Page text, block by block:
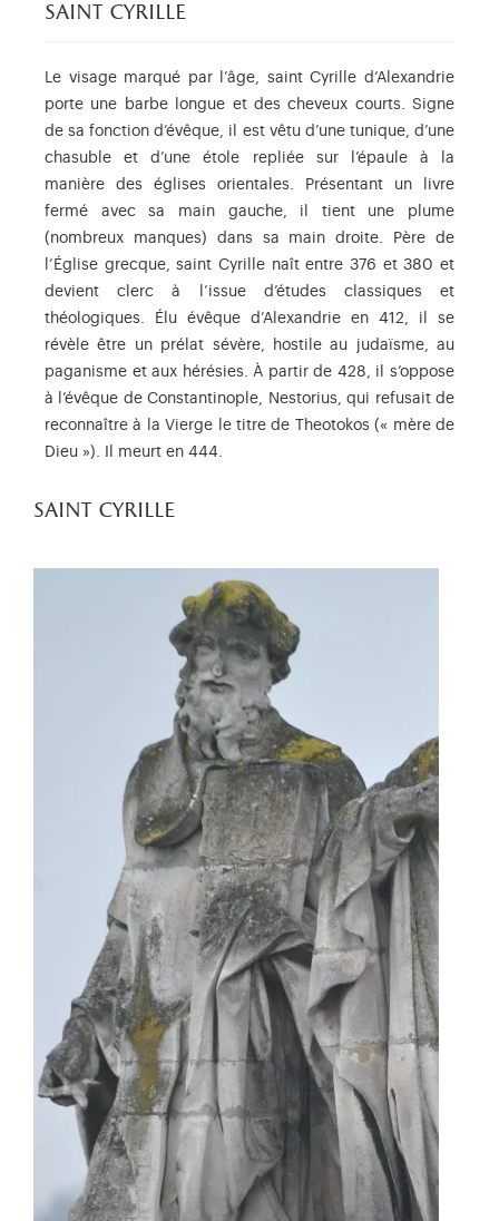
saint cyrille
Le visage marqué par l’âge, saint Cyrille d’Alexandrie
porte une barbe longue et des cheveux courts. Signe
de sa fonction d’évêque, il est vêtu d’une tunique, d’une
chasuble et d’une étole repliée sur l’épaule à la
manière des églises orientales. Présentant un livre
fermé avec sa main gauche, il tient une plume
(nombreux manques) dans sa main droite. Père de
l’Église grecque, saint Cyrille naît entre 376 et 380 et
devient clerc à l’issue d’études classiques et
théologiques. Élu évêque d’Alexandrie en 412, il se
révèle être un prélat sévère, hostile au judaïsme, au
paganisme et aux hérésies. À partir de 428, il s’oppose
à l’évêque de Constantinople, Nestorius, qui refusait de
reconnaître à la Vierge le titre de Theotokos (« mère de
Dieu »). Il meurt en 444.
saint cyrille